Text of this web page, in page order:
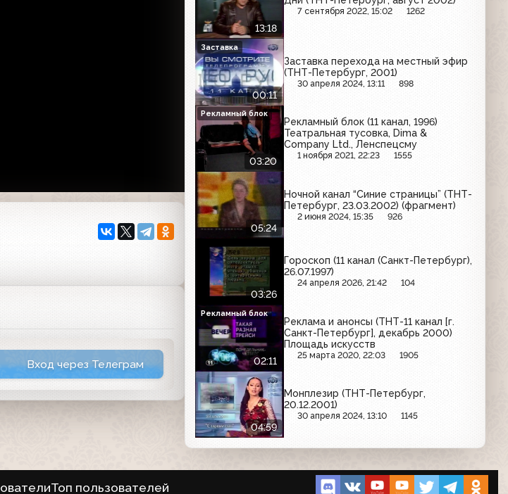
Вход через Телеграм
13:18
7 сентября 2022, 15:02 1262
00:11
Заставка перехода на местный эфир
(ТНТ-Петербург, 2001)
30 апреля 2024, 13:11 898
Заставка
03:20
Рекламный блок (11 канал, 1996)
Театральная тусовка, Dima &
Company Ltd., Ленспецсму
1 ноября 2021, 22:23 1555
Рекламный блок
05:24
Ночной канал “Синие страницы” (ТНТ-
Петербург, 23.03.2002) (фрагмент)
2 июня 2024, 15:35 926
03:26
Гороскоп (11 канал (Санкт-Петербург),
26.07.1997)
24 апреля 2026, 21:42 104
02:11
Реклама и анонсы (ТНТ-11 канал [г.
Санкт-Петербург], декабрь 2000)
Площадь искусств
25 марта 2020, 22:03 1905
Рекламный блок
04:59
Монплезир (ТНТ-Петербург,
20.12.2001)
30 апреля 2024, 13:10 1145
Топ пользователей